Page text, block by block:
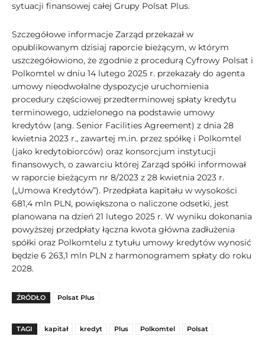
sytuacji finansowej całej Grupy Polsat Plus.
Szczegółowe informacje Zarząd przekazał w
opublikowanym dzisiaj raporcie bieżącym, w którym
uszczegółowiono, że zgodnie z procedurą Cyfrowy Polsat i
Polkomtel w dniu 14 lutego 2025 r. przekazały do agenta
umowy nieodwołalne dyspozycje uruchomienia
procedury częściowej przedterminowej spłaty kredytu
terminowego, udzielonego na podstawie umowy
kredytów (ang. Senior Facilities Agreement) z dnia 28
kwietnia 2023 r., zawartej m.in. przez spółkę i Polkomtel
(jako kredytobiorców) oraz konsorcjum instytucji
finansowych, o zawarciu której Zarząd spółki informował
w raporcie bieżącym nr 8/2023 z 28 kwietnia 2023 r.
(„Umowa Kredytów”). Przedpłata kapitału w wysokości
681,4 mln PLN, powiększona o naliczone odsetki, jest
planowana na dzień 21 lutego 2025 r. W wyniku dokonania
powyższej przedpłaty łączna kwota główna zadłużenia
spółki oraz Polkomtelu z tytułu umowy kredytów wynosić
będzie 6 263,1 mln PLN z harmonogramem spłaty do roku
2028.
ŹRÓDŁO Polsat Plus
TAGI kapitał kredyt Plus Polkomtel Polsat